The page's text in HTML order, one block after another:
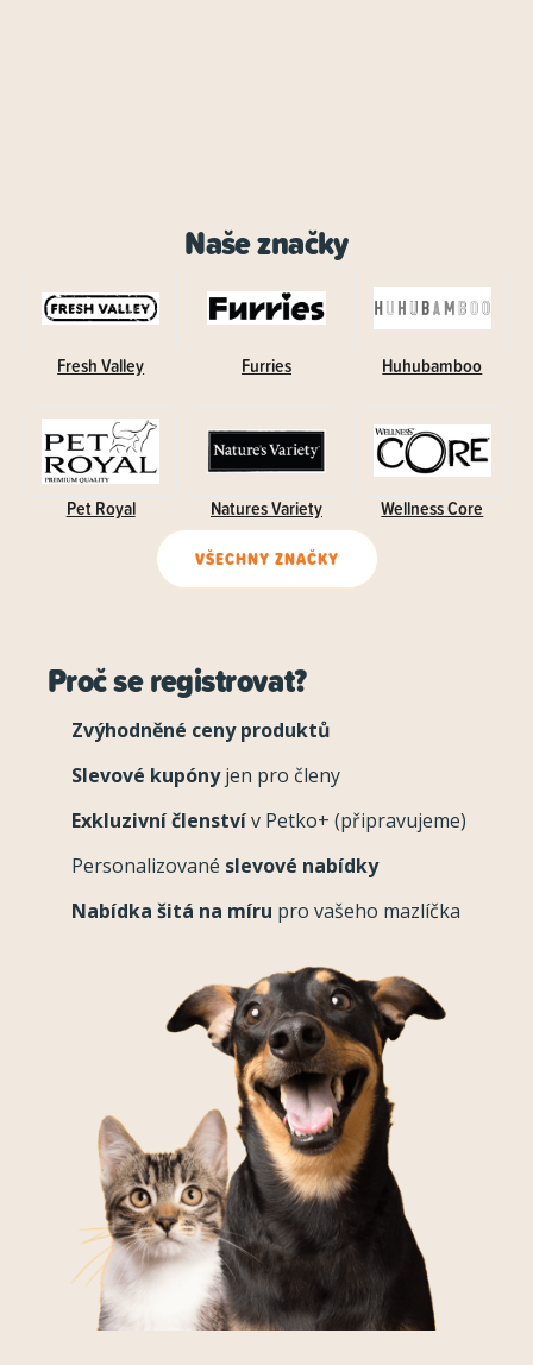
Naše značky
Fresh Valley Furries Huhubamboo
Pet Royal Natures Variety Wellness Core
VŠECHNY ZNAČKY
Proč se registrovat?
Zvýhodněné ceny produktů
Slevové kupónyjen pro členy
Exkluzivní členstvív Petko+ (připravujeme)
Personalizované slevové nabídky
Nabídka šitá na míru pro vašeho mazlíčka